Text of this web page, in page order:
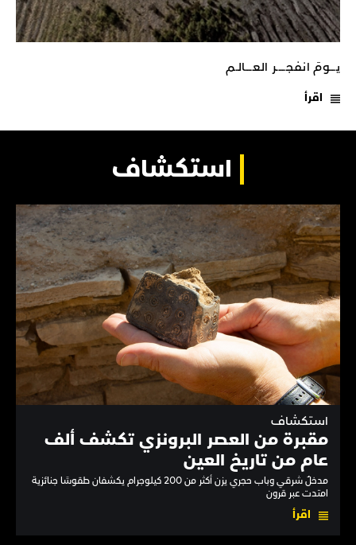
يـــومَ انفجـــــر العــــالـم
اقرأ
استكشاف
استكشاف
مقبرة من العصر البرونزي تكشف ألف
عام من تاريخ العين
مدخلٌ شرقي وباب حجري يزن أكثر من 200 كيلوجرام يكشفان طقوسًا جنائزية
امتدت عبر قرون
اقرأ